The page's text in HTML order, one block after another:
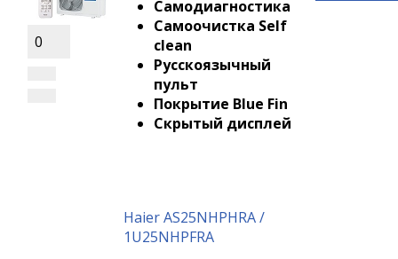
0
Самодиагностика
Самоочистка Self
clean
Русскоязычный
пульт
Покрытие Blue Fin
Скрытый дисплей
Haier AS25NHPHRA /
1U25NHPFRA